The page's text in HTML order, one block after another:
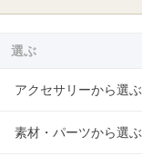
選ぶ
アクセサリーから選ぶ
素材・パーツから選ぶ